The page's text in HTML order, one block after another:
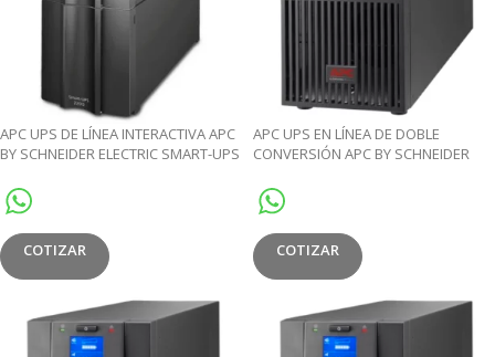
APC UPS DE LÍNEA INTERACTIVA APC
BY SCHNEIDER ELECTRIC SMART-UPS
COTIZAR
APC UPS EN LÍNEA DE DOBLE
CONVERSIÓN APC BY SCHNEIDER
TORRE
COTIZAR